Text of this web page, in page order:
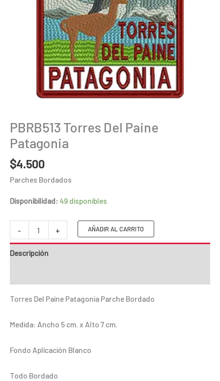
PBRB513 Torres Del Paine
Patagonia
$4.500
Parches Bordados
Disponibilidad: 49 disponibles
-
PBRB513
Torres
Del
+ AÑADIR AL CARRITO
Descripción
Torres Del Paine Patagonia Parche Bordado
Medida: Ancho 5 cm. x Alto 7 cm.
Fondo Aplicación Blanco
Todo Bordado